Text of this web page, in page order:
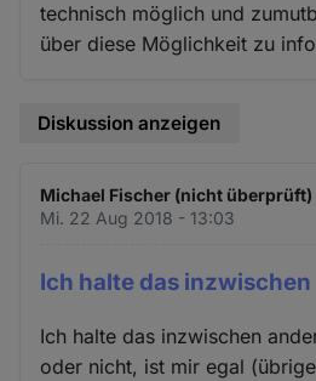
technisch möglich und
über diese Möglichkeit zu
Diskussion anzeigen
Michael Fischer (nicht überprüft)
Mi. 22 Aug 2018 - 13:03
Ich halte das inzwischen
Ich halte das inzwischen
oder nicht, ist mir egal